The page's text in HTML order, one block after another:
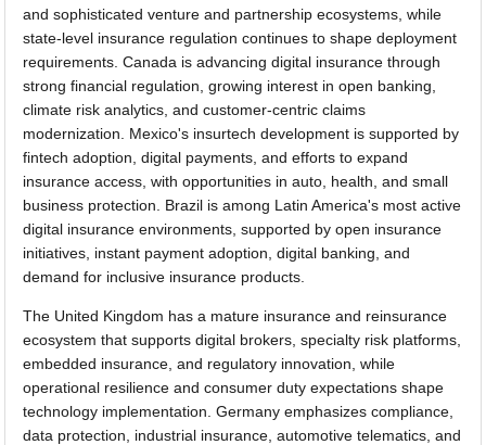
and sophisticated venture and partnership ecosystems, while
state-level insurance regulation continues to shape deployment
requirements. Canada is advancing digital insurance through
strong financial regulation, growing interest in open banking,
climate risk analytics, and customer-centric claims
modernization. Mexico's insurtech development is supported by
fintech adoption, digital payments, and efforts to expand
insurance access, with opportunities in auto, health, and small
business protection. Brazil is among Latin America's most active
digital insurance environments, supported by open insurance
initiatives, instant payment adoption, digital banking, and
demand for inclusive insurance products.
The United Kingdom has a mature insurance and reinsurance
ecosystem that supports digital brokers, specialty risk platforms,
embedded insurance, and regulatory innovation, while
operational resilience and consumer duty expectations shape
technology implementation. Germany emphasizes compliance,
data protection, industrial insurance, automotive telematics, and